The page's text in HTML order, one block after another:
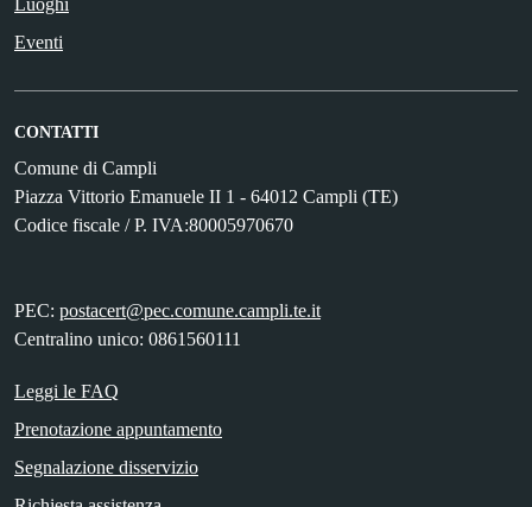
Eventi
CONTATTI
Comune di Campli
Piazza Vittorio Emanuele II 1 - 64012 Campli (TE)
Codice fiscale / P. IVA:80005970670
PEC: postacert@pec.comune.campli.te.it
Centralino unico: 0861560111
Leggi le FAQ
Prenotazione appuntamento
Segnalazione disservizio